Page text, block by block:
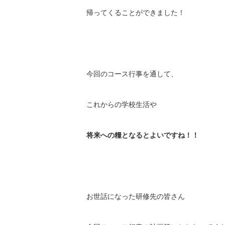
帰ってくることができました！
今回のコース行事を通して、
これからの学校生活や
将来への糧となるとよいですね！！
お世話になった研修先の皆さん